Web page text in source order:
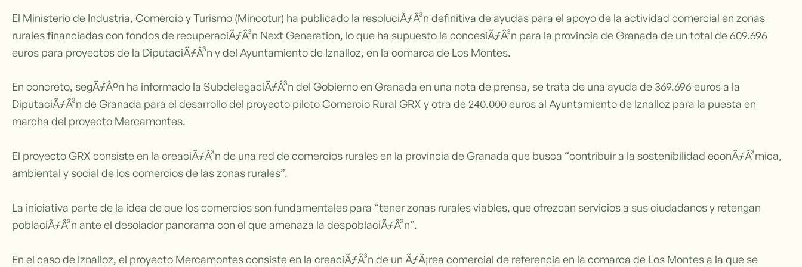
El Ministerio de Industria, Comercio y Turismo (Mincotur) ha publicado la resoluciÃƒÂ³n definitiva de ayudas para el apoyo de la actividad comercial en zonas
rurales financiadas con fondos de recuperaciÃƒÂ³n Next Generation, lo que ha supuesto la concesiÃƒÂ³n para la provincia de Granada de un total de 609.696
euros para proyectos de la DiputaciÃƒÂ³n y del Ayuntamiento de Iznalloz, en la comarca de Los Montes.
En concreto, segÃƒÂºn ha informado la SubdelegaciÃƒÂ³n del Gobierno en Granada en una nota de prensa, se trata de una ayuda de 369.696 euros a la
DiputaciÃƒÂ³n de Granada para el desarrollo del proyecto piloto Comercio Rural GRX y otra de 240.000 euros al Ayuntamiento de Iznalloz para la puesta en
marcha del proyecto Mercamontes.
El proyecto GRX consiste en la creaciÃƒÂ³n de una red de comercios rurales en la provincia de Granada que busca “contribuir a la sostenibilidad econÃƒÂ³mica,
ambiental y social de los comercios de las zonas rurales”.
La iniciativa parte de la idea de que los comercios son fundamentales para “tener zonas rurales viables, que ofrezcan servicios a sus ciudadanos y retengan
poblaciÃƒÂ³n ante el desolador panorama con el que amenaza la despoblaciÃƒÂ³n”.
En el caso de Iznalloz, el proyecto Mercamontes consiste en la creaciÃƒÂ³n de un ÃƒÂ¡rea comercial de referencia en la comarca de Los Montes a la que se